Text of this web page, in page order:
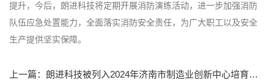
提升，今后，朗进科技将定期开展消防演练活动，进一步加强消防
队伍应急处置能力，全面落实消防安全责任，为广大职工以及安全
生产提供坚实保障。
上一篇：朗进科技被列入2024年济南市制造业创新中心培育企业